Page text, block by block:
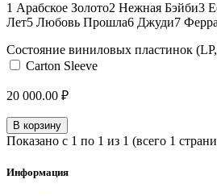
1 Арабское Золото2 Нежная Бэйби3
Лет5 Любовь Прошла6 Джуди7
Состояние виниловых пластинок
Carton Sleeve
20 000.00 ₽
В корзину
Показано с 1 по 1 из 1 (всего 1
Информация